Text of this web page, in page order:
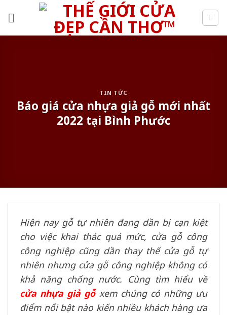
TIN TỨC
Báo giá cửa nhựa giả gỗ mới nhất
2022 tại Bình Phước
Hiện nay gỗ tự nhiên đang dần bị cạn kiệt
cho việc khai thác quá mức, cửa gỗ công
công nghiệp cũng dần thay thế cửa gỗ tự
nhiên nhưng cửa gỗ công nghiệp không có
khả năng chống nước. Cùng tìm hiểu về
cửa nhựa giả gỗxem chúng có những ưu
điểm nổi bật nào kiến nhiều khách hàng ưa